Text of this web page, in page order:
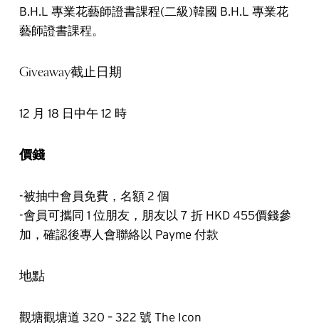
B.H.L 專業花藝師證書課程(二級)韓國 B.H.L 專業花
藝師證書課程。
Giveaway截止日期
12 月 18 日中午 12 時
價錢
-被抽中會員免費，名額 2 個
-會員可攜同 1 位朋友，朋友以 7 折 HKD 455價錢參
加，確認後專人會聯絡以 Payme 付款
地點
觀塘觀塘道 320 – 322 號 The Icon